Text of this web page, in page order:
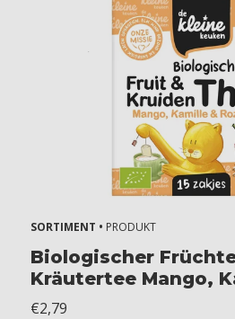
SORTIMENT • PRODUKT
Biologischer
Kräutertee Mango,
Hagebutte
€2,79